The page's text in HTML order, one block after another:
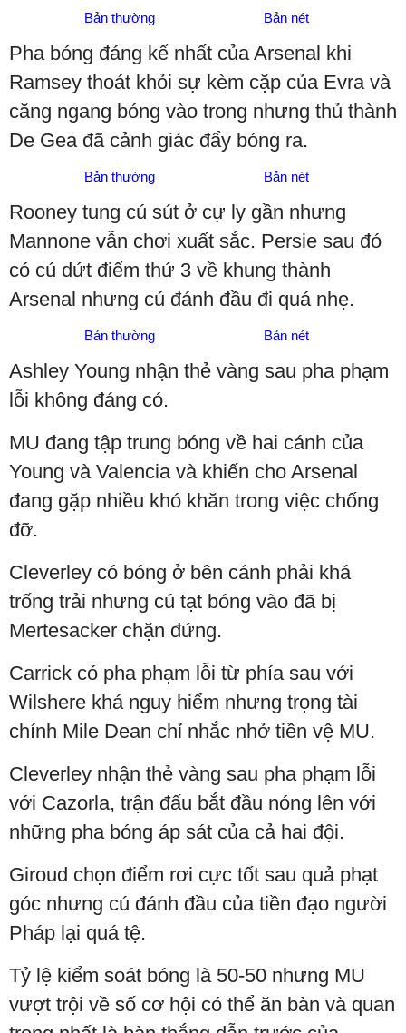
Bản thường Bản nét
Pha bóng đáng kể nhất của Arsenal khi
Ramsey thoát khỏi sự kèm cặp của Evra và
căng ngang bóng vào trong nhưng thủ thành
De Gea đã cảnh giác đẩy bóng ra.
Bản thường Bản nét
Rooney tung cú sút ở cự ly gần nhưng
Mannone vẫn chơi xuất sắc. Persie sau đó
có cú dứt điểm thứ 3 về khung thành
Arsenal nhưng cú đánh đầu đi quá nhẹ.
Bản thường Bản nét
Ashley Young nhận thẻ vàng sau pha phạm
lỗi không đáng có.
MU đang tập trung bóng về hai cánh của
Young và Valencia và khiến cho Arsenal
đang gặp nhiều khó khăn trong việc chống
đỡ.
Cleverley có bóng ở bên cánh phải khá
trống trải nhưng cú tạt bóng vào đã bị
Mertesacker chặn đứng.
Carrick có pha phạm lỗi từ phía sau với
Wilshere khá nguy hiểm nhưng trọng tài
chính Mile Dean chỉ nhắc nhở tiền vệ MU.
Cleverley nhận thẻ vàng sau pha phạm lỗi
với Cazorla, trận đấu bắt đầu nóng lên với
những pha bóng áp sát của cả hai đội.
Giroud chọn điểm rơi cực tốt sau quả phạt
góc nhưng cú đánh đầu của tiền đạo người
Pháp lại quá tệ.
Tỷ lệ kiểm soát bóng là 50-50 nhưng MU
vượt trội về số cơ hội có thể ăn bàn và quan